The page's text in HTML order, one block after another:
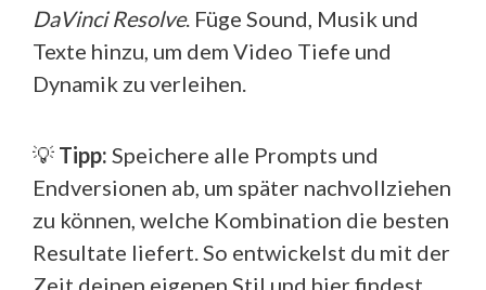
DaVinci Resolve. Füge Sound, Musik und
Texte hinzu, um dem Video Tiefe und
Dynamik zu verleihen.
💡 Tipp: Speichere alle Prompts und
Endversionen ab, um später nachvollziehen
zu können, welche Kombination die besten
Resultate liefert. So entwickelst du mit der
Zeit deinen eigenen Stil und hier findest